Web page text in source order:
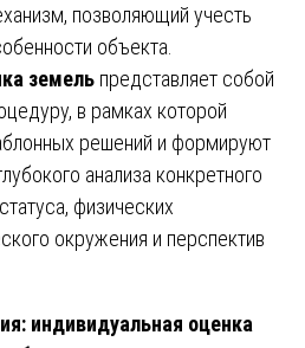
позволяющий учесть
объекта.
земель представляет собой
в рамках которой
решений и формируют
анализа конкретного
физических
окружения и перспектив
индивидуальная оценка